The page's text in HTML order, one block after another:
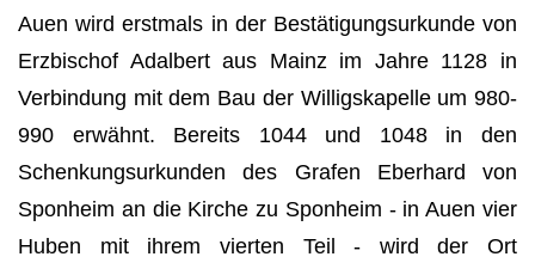
Auen wird erstmals in der Bestätigungsurkunde von
Erzbischof Adalbert aus Mainz im Jahre 1128 in
Verbindung mit dem Bau der Willigskapelle um 980-
990 erwähnt. Bereits 1044 und 1048 in den
Schenkungsurkunden des Grafen Eberhard von
Sponheim an die Kirche zu Spon­heim - in Auen vier
Huben mit ihrem vierten Teil - wird der Ort